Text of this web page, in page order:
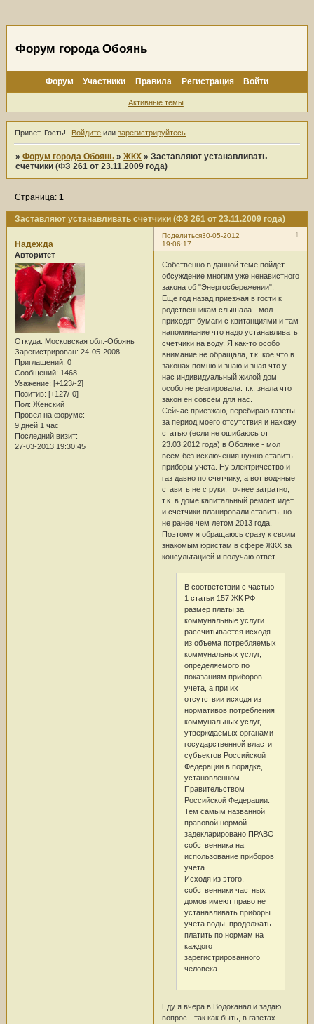
Форум города Обоянь
Форум Участники Правила Регистрация Войти
Активные темы
Привет, Гость! Войдите илизарегистрируйтесь
»Форум города Обоянь »ЖКХ »Заставляют устанавливать
счетчики (ФЗ 261 от 23.11.2009 года)
Заставляют устанавливать счетчики (ФЗ 261 от 23.11.2009 года)
Страница:1
Поделиться 1
30-05-2012
19:06:17
Надежда
Авторитет
Откуда: Московская обл.-Обоянь
Зарегистрирован: 24-05-2008
Приглашений: 0
Сообщений: 1468
Уважение: [+123/-2]
Позитив: [+127/-0]
Пол: Женский
Провел на форуме:
9 дней 1 час
Последний визит:
27-03-2013 19:30:45
Собственно в данной теме пойдет
обсуждение многим уже ненавистного
закона об "Энергосбережении".
Еще год назад приезжая в гости к
родственникам слышала - мол
приходят бумаги с квитанциями и там
напоминание что надо устанавливать
счетчики на воду. Я как-то особо
внимание не обращала, т.к. кое что в
законах помню и знаю и зная что у
нас индивидуальный жилой дом
особо не реагировала. т.к. знала что
закон ен совсем для нас.
Сейчас приезжаю, перебираю газеты
за период моего отсутствия и нахожу
статью (если не ошибаюсь от
23.03.2012 года) в Обоянке - мол
всем без исключения нужно ставить
приборы учета. Ну электричество и
газ давно по счетчику, а вот водяные
ставить не с руки, точнее затратно,
т.к. в доме капитальный ремонт идет
и счетчики планировали ставить, но
не ранее чем летом 2013 года.
Поэтому я обращаюсь сразу к своим
знакомым юристам в сфере ЖКХ за
консультацией и получаю ответ
В соответствии с частью
1 статьи 157 ЖК РФ
размер платы за
коммунальные услуги
рассчитывается исходя
из объема потребляемых
коммунальных услуг,
определяемого по
показаниям приборов
учета, а при их
отсутствии исходя из
нормативов потребления
коммунальных услуг,
утверждаемых органами
государственной власти
субъектов Российской
Федерации в порядке,
установленном
Правительством
Российской Федерации.
Тем самым названной
правовой нормой
задекларировано ПРАВО
собственника на
использование приборов
учета.
Исходя из этого,
собственники частных
домов имеют право не
устанавливать приборы
учета воды, продолжать
платить по нормам на
каждого
зарегистрированного
человека.
Еду я вчера в Водоканал и задаю
вопрос - так как быть, в газетах